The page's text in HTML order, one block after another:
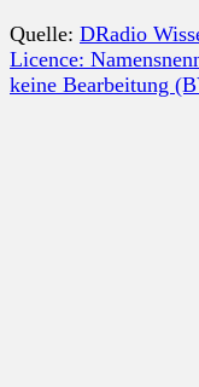
Quelle: DRadio
Licence:
keine Bearbeitung